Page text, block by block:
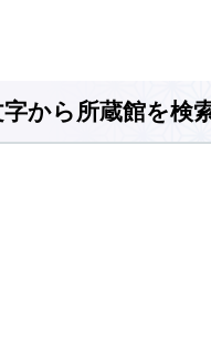
から所蔵館を検